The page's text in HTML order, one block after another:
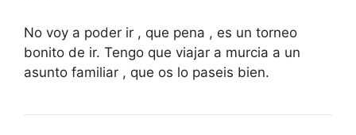
No voy a poder ir , que pena , es un torneo
bonito de ir. Tengo que viajar a murcia a un
asunto familiar , que os lo paseis bien.